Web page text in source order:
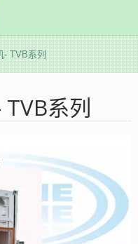
- TVB系列
系列